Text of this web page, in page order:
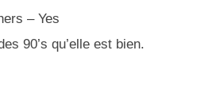
– Yes
90’s qu’elle est bien.